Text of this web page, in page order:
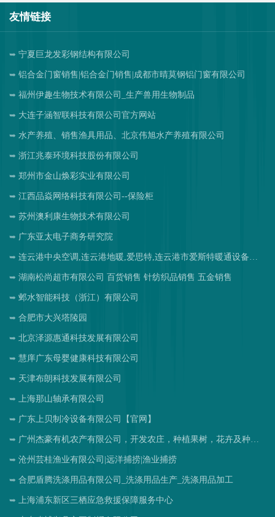
友情链接
宁夏巨龙发彩钢结构有限公司
铝合金门窗销售|铝合金门销售|成都市晴莫钢铝门窗有限公司
福州伊趣生物技术有限公司_生产兽用生物制品
大连子涵智联科技有限公司官方网站
水产养殖、销售渔具用品、北京伟旭水产养殖有限公司
浙江兆泰环境科技股份有限公司
郑州市金山焕彩实业有限公司
江西品焱网络科技有限公司--保险柜
苏州澳利康生物技术有限公司
广东亚太电子商务研究院
湖南松尚超市有限公司 百货销售 针纺织品销售 五金销售
邺水智能科技（浙江）有限公司
合肥市大兴塔陵园
北京泽源惠通科技发展有限公司
慧庠广东母婴健康科技有限公司
天津布朗科技发展有限公司
上海那山轴承有限公司
广东上贝制冷设备有限公司【官网】
沧州芸桂渔业有限公司|远洋捕捞|渔业捕捞
合肥盾腾洗涤用品有限公司_洗涤用品生产_洗涤用品加工
上海浦东新区三栖应急救援保障服务中心